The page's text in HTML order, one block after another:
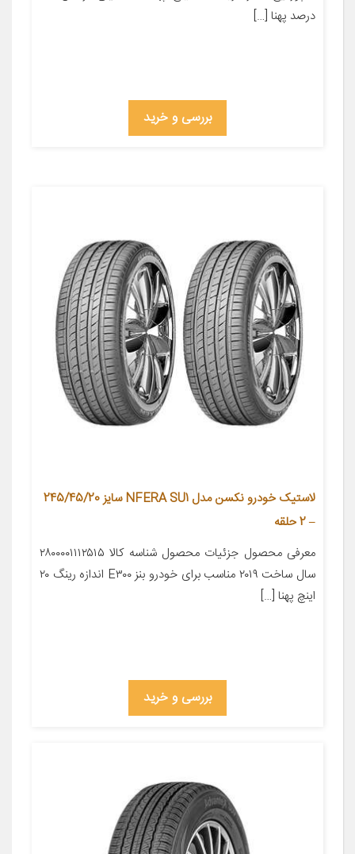
درصد پهنا […]
بررسی و خرید
لاستیک خودرو نکسن مدل NFERA SU1 سایز 245/45/20
– 2 حلقه
معرفی محصول جزئیات محصول شناسه کالا ۲۸۰۰۰۰۱۱۱۲۵۱۵
سال ساخت ۲۰۱۹ مناسب برای خودرو بنز E۳۰۰ اندازه رینگ ۲۰
اینچ پهنا […]
بررسی و خرید